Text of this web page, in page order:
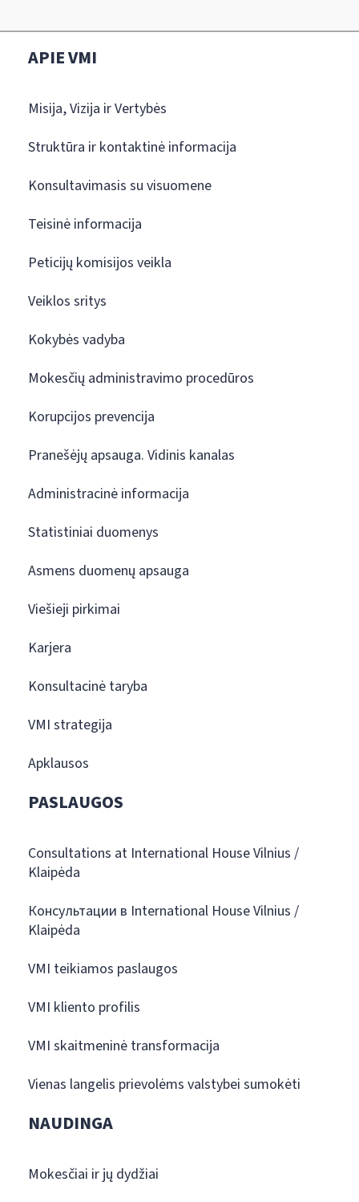
APIE VMI
Misija, Vizija ir Vertybės
Struktūra ir kontaktinė informacija
Konsultavimasis su visuomene
Teisinė informacija
Peticijų komisijos veikla
Veiklos sritys
Kokybės vadyba
Mokesčių administravimo procedūros
Korupcijos prevencija
Pranešėjų apsauga. Vidinis kanalas
Administracinė informacija
Statistiniai duomenys
Asmens duomenų apsauga
Viešieji pirkimai
Karjera
Konsultacinė taryba
VMI strategija
Apklausos
PASLAUGOS
Consultations at International House Vilnius /
Klaipėda
Консультации в International House Vilnius /
Klaipėda
VMI teikiamos paslaugos
VMI kliento profilis
VMI skaitmeninė transformacija
Vienas langelis prievolėms valstybei sumokėti
NAUDINGA
Mokesčiai ir jų dydžiai